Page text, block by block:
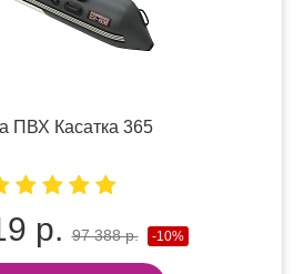
ПВХ Касатка 365
р.97 388 р. -10%